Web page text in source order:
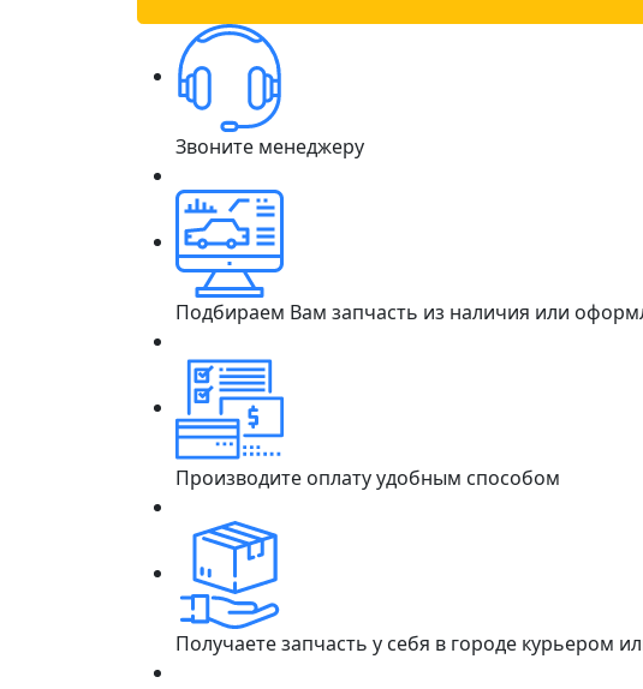
Звоните менеджеру
Подбираем Вам запчасть из наличия или
Производите оплату удобным способом
Получаете запчасть у себя в городе курьером